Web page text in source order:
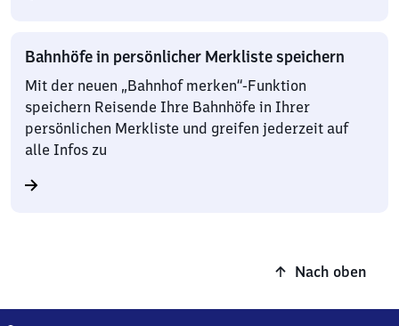
Bahnhöfe in persönlicher Merkliste speichern
Mit der neuen „Bahnhof merken“-Funktion
speichern Reisende Ihre Bahnhöfe in Ihrer
persönlichen Merkliste und greifen jederzeit auf
alle Infos zu
Nach oben